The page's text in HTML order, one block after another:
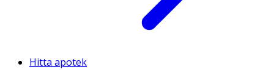
Hitta apotek